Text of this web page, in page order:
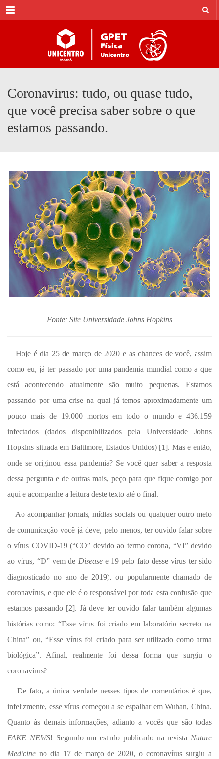
Menu
Coronavírus: tudo, ou quase tudo,
que você precisa saber sobre o que
estamos passando.
Fonte: Site Universidade Johns Hopkins
Hoje é dia 25 de março de 2020 e as chances de você, assim
como eu, já ter passado por uma pandemia mundial como a que
está acontecendo atualmente são muito pequenas. Estamos
passando por uma crise na qual já temos aproximadamente um
pouco mais de 19.000 mortos em todo o mundo e 436.159
infectados (dados disponibilizados pela Universidade Johns
Hopkins situada em Baltimore, Estados Unidos) [1]. Mas e então,
onde se originou essa pandemia? Se você quer saber a resposta
dessa pergunta e de outras mais, peço para que fique comigo por
aqui e acompanhe a leitura deste texto até o final.
Ao acompanhar jornais, mídias sociais ou qualquer outro meio
de comunicação você já deve, pelo menos, ter ouvido falar sobre
o vírus COVID-19 (“CO” devido ao termo corona, “VI” devido
ao vírus, “D” vem de Diseasee 19 pelo fato desse vírus ter sido
diagnosticado no ano de 2019), ou popularmente chamado de
coronavírus, e que ele é o responsável por toda esta confusão que
estamos passando [2]. Já deve ter ouvido falar também algumas
histórias como: “Esse vírus foi criado em laboratório secreto na
China” ou, “Esse vírus foi criado para ser utilizado como arma
biológica”. Afinal, realmente foi dessa forma que surgiu o
coronavírus?
De fato, a única verdade nesses tipos de comentários é que,
infelizmente, esse vírus começou a se espalhar em Wuhan, China.
Quanto às demais informações, adianto a vocês que são todas
FAKE NEWS! Segundo um estudo publicado na revista Nature
Medicine no dia 17 de março de 2020, o coronavírus surgiu a